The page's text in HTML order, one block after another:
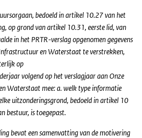
bedoeld in artikel 10.27 van het
op grond van artikel 10.31, eerste lid, van
in het PRTR-verslag opgenomen gegevens
en Waterstaat te verstrekken,
op
volgend op het verslagjaar aan Onze
Waterstaat mee: a. welk type informatie
uitzonderingsgrond, bedoeld in artikel 10
bestuur, is toegepast.
bevat een samenvatting van de motivering